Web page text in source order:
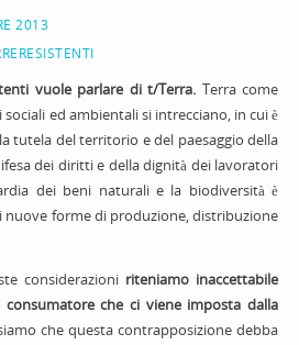
2013
vuole parlare di t/Terra. Terra come
ed ambientali si intrecciano, in cui è
tutela del territorio e del paesaggio della
dei diritti e della dignità dei lavoratori
dei beni naturali e la biodiversità è
nuove forme di produzione, distribuzione
considerazioni riteniamo inaccettabile
che ci viene imposta dalla
che questa contrapposizione debba